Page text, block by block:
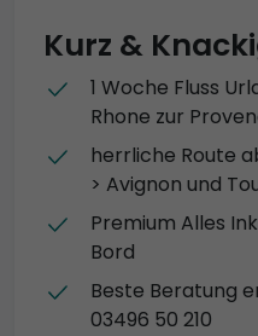
Kurz &
1 Woche Fluss
Rhone zur
herrliche Route
> Avignon und
Premium Alles
Bord
Beste Beratung
03496 50 210